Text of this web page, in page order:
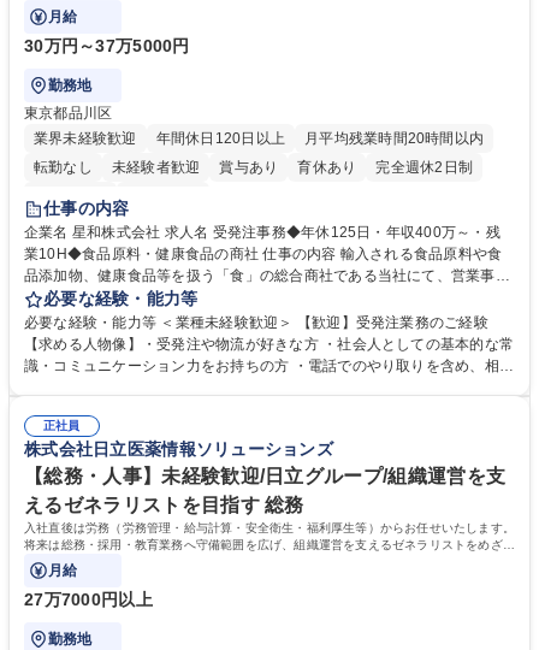
す。
月給
30万円～37万5000円
勤務地
東京都品川区
業界未経験歓迎
年間休日120日以上
月平均残業時間20時間以内
転勤なし
未経験者歓迎 賞与あり 育休あり
完全週休2日制
交通費支給
仕事の内容
企業名 星和株式会社 求人名 受発注事務◆年休125日・年収400万～・残
業10H◆食品原料・健康食品の商社 仕事の内容 輸入される食品原料や食
品添加物、健康食品等を扱う「食」の総合商社である当社にて、営業事務
として営業サポートや書類作成、データ入力、電話対応などの業務をお任
せします。 ・受注／出荷指示／売上管理／仕入管理／在庫管理／お客様や
倉庫と電話確認など、販売に関わる事務、営業サポートをお願いします。
・入社後は商品について覚えることから始め、先輩社員OJTと共に業務を
万～・残業10H◆食品原料・健康食品の商社
必要な経験・能力等
必要な経験・能力等 ＜業種未経験歓迎＞ 【歓迎】受発注業務のご経験
【求める人物像】・受発注や物流が好きな方 ・社会人としての基本的な常
識・コミュニケーション力をお持ちの方 ・電話でのやり取りを含め、相手
演算ができる方 ・業務ルールや指示を理解し、行動できる方 学歴・資格
学歴：大学院 大学 短大 語学力： 資格：
正社員
株式会社日立医薬情報ソリューションズ
【総務・人事】未経験歓迎/日立グループ/組織運営を支
えるゼネラリストを目指す 総務
入社直後は労務（労務管理・給与計算・安全衛生・福利厚生等）からお任せいたします。
将来は総務・採用・教育業務へ守備範囲を広げ、組織運営を支えるゼネラリストをめざせ
ます。
月給
27万7000円以上
勤務地